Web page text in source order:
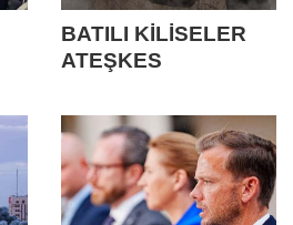
BATILI KİLİSELER
ATEŞKES
BULUNDU